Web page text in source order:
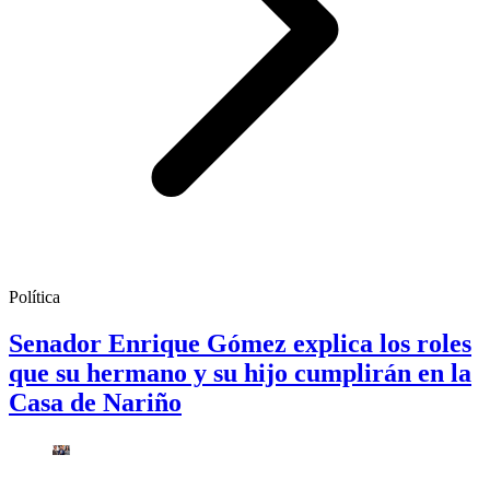
Política
Senador Enrique Gómez explica los roles
que su hermano y su hijo cumplirán en la
Casa de Nariño